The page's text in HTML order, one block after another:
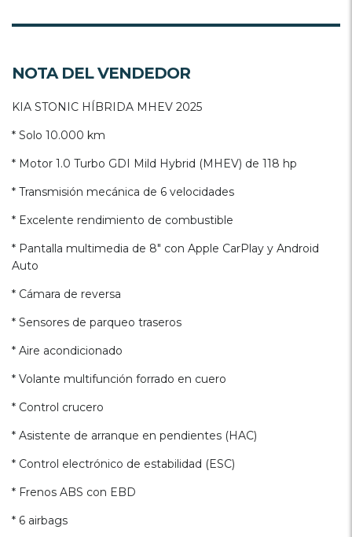
NOTA DEL VENDEDOR
KIA STONIC HÍBRIDA MHEV 2025
* Solo 10.000 km
* Motor 1.0 Turbo GDI Mild Hybrid (MHEV) de 118 hp
* Transmisión mecánica de 6 velocidades
* Excelente rendimiento de combustible
* Pantalla multimedia de 8" con Apple CarPlay y Android
Auto
* Cámara de reversa
* Sensores de parqueo traseros
* Aire acondicionado
* Volante multifunción forrado en cuero
* Control crucero
* Asistente de arranque en pendientes (HAC)
* Control electrónico de estabilidad (ESC)
* Frenos ABS con EBD
* 6 airbags